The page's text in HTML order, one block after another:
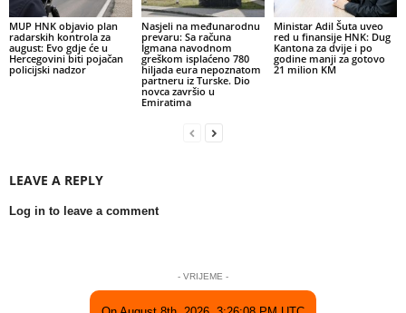
MUP HNK objavio plan
radarskih kontrola za
august: Evo gdje će u
Hercegovini biti pojačan
policijski nadzor
Nasjeli na međunarodnu
prevaru: Sa računa
Igmana navodnom
greškom isplaćeno 780
hiljada eura nepoznatom
partneru iz Turske. Dio
novca završio u
Emiratima
Ministar Adil Šuta uveo
red u finansije HNK: Dug
Kantona za dvije i po
godine manji za gotovo
21 milion KM
LEAVE A REPLY
Log in to leave a comment
- VRIJEME -